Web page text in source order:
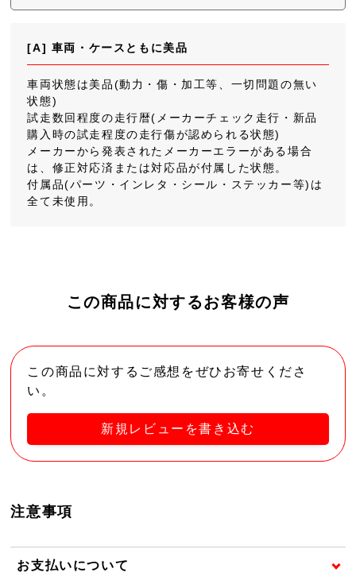
[A] 車両・ケースともに美品
車両状態は美品(動力・傷・加工等、一切問題の無い
状態)
試走数回程度の走行暦(メーカーチェック走行・新品
購入時の試走程度の走行傷が認められる状態)
メーカーから発表されたメーカーエラーがある場合
は、修正対応済または対応品が付属した状態。
付属品(パーツ・インレタ・シール・ステッカー等)は
全て未使用。
この商品に対するお客様の声
この商品に対するご感想をぜひお寄せくださ
い。
新規レビューを書き込む
注意事項
お支払いについて